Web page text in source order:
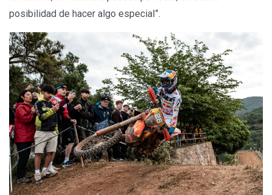
posibilidad de hacer algo especial”.